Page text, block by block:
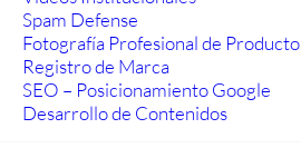
Spam Defense
Fotografía Profesional de Producto
Registro de Marca
SEO – Posicionamiento Google
Desarrollo de Contenidos